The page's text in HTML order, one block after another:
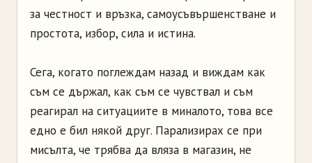
за честност и връзка, самоусъвършенстване и
простота, избор, сила и истина.
Сега, когато поглеждам назад и виждам как
съм се държал, как съм се чувствал и съм
реагирал на ситуациите в миналото, това все
едно е бил някой друг. Парализирах се при
мисълта, че трябва да вляза в магазин, не